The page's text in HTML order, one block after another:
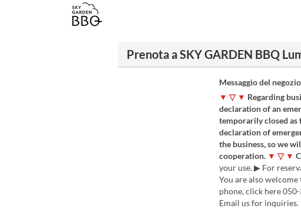
Prenota a SKY GARDEN BBQ
Messaggio del negozio
▼ ▽ ▼ Regarding
declaration of an
temporarily closed
declaration of
the business, so we
cooperation. ▼ ▽ ▼
your use. ▶ For
You are also
phone, click here
Email us for inquiries.